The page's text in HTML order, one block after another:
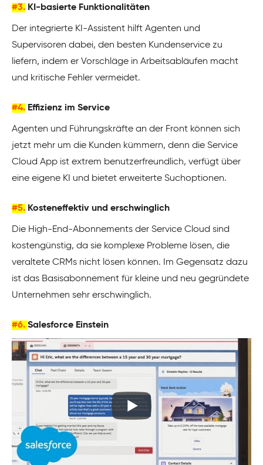
#3. KI-basierte Funktionalitäten
Der integrierte KI-Assistent hilft Agenten und
Supervisoren dabei, den besten Kundenservice zu
liefern, indem er Vorschläge in Arbeitsabläufen macht
und kritische Fehler vermeidet.
#4. Effizienz im Service
Agenten und Führungskräfte an der Front können sich
jetzt mehr um die Kunden kümmern, denn die Service
Cloud App ist extrem benutzerfreundlich, verfügt über
eine eigene KI und bietet erweiterte Suchoptionen.
#5. Kosteneffektiv und erschwinglich
Die High-End-Abonnements der Service Cloud sind
kostengünstig, da sie komplexe Probleme lösen, die
veraltete CRMs nicht lösen können. Im Gegensatz dazu
ist das Basisabonnement für kleine und neu gegründete
Unternehmen sehr erschwinglich.
#6. Salesforce Einstein